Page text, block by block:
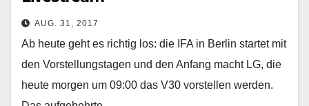
AUG. 31, 2017
Ab heute geht es richtig los: die IFA in Berlin startet mit
den Vorstellungstagen und den Anfang macht LG, die
heute morgen um 09:00 das V30 vorstellen werden.